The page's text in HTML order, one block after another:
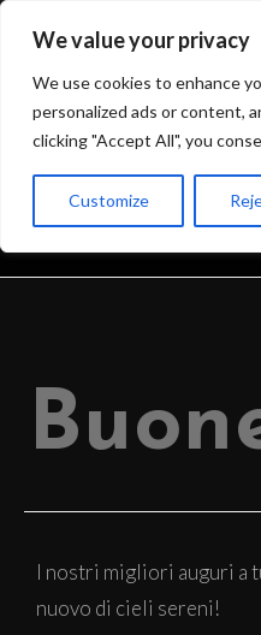
We value your privacy
We use cookies to enhance
personalized ads or content,
clicking "Accept All", you
Customize
IL BLOG
I nostri migliori auguri a
nuovo di cieli sereni!